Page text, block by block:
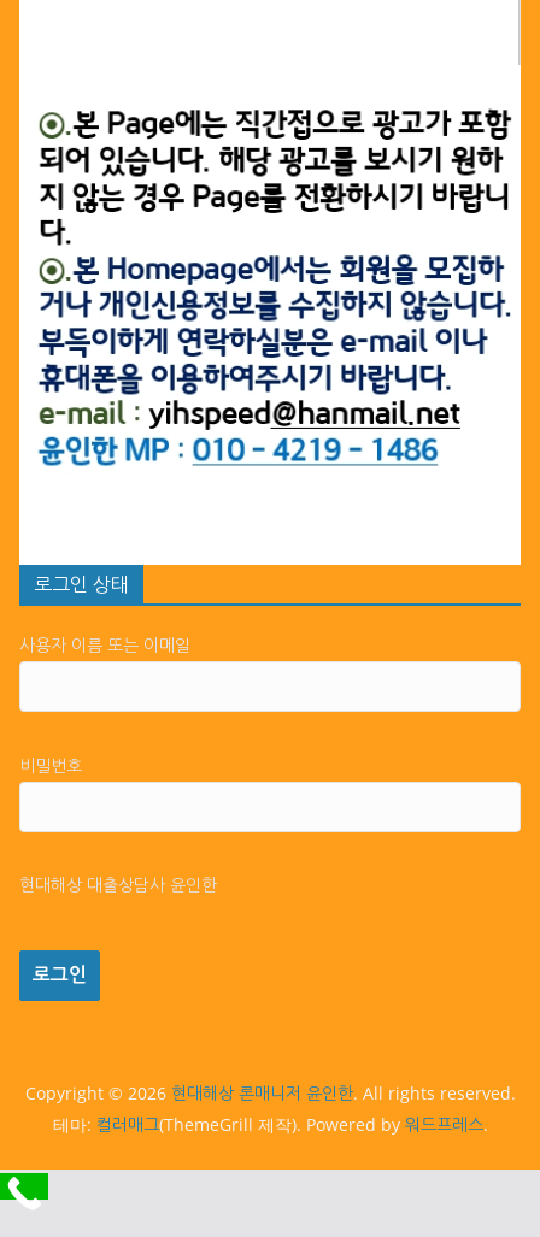
로그인 상태
사용자 이름 또는 이메일
비밀번호
현대해상 대출상담사 윤인한
Copyright © 2026 현대해상 론매니저 윤인한. All rights reserved.
테마: 컬러매그(ThemeGrill 제작). Powered by 워드프레스.